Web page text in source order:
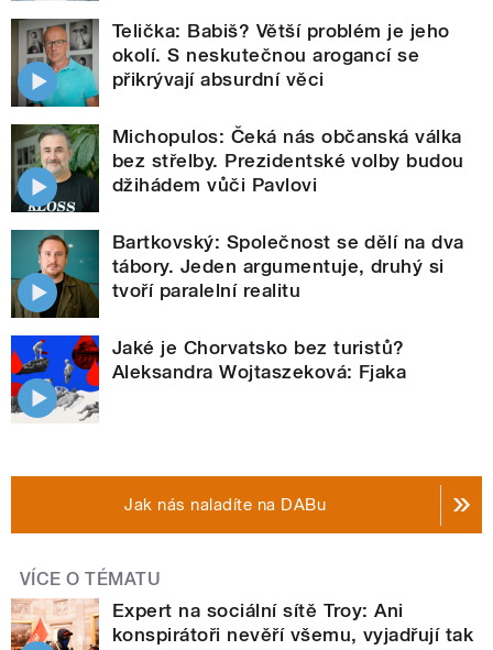
Telička: Babiš? Větší problém je jeho
okolí. S neskutečnou arogancí se
přikrývají absurdní věci
Michopulos: Čeká nás občanská válka
bez střelby. Prezidentské volby budou
džihádem vůči Pavlovi
Bartkovský: Společnost se dělí na dva
tábory. Jeden argumentuje, druhý si
tvoří paralelní realitu
Jaké je Chorvatsko bez turistů?
Aleksandra Wojtaszeková: Fjaka
Jak nás naladíte na DABu
VÍCE O TÉMATU
Expert na sociální sítě Troy: Ani
konspirátoři nevěří všemu, vyjadřují tak